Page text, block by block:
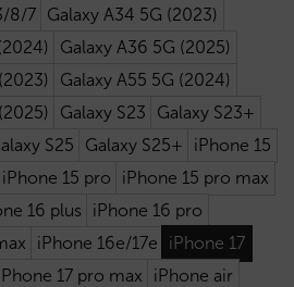
8/7 Galaxy A34 5G (2023)
Galaxy A36 5G (2025)
Galaxy A55 5G (2024)
Galaxy S23
Galaxy S23+
S25 Galaxy S25+
iPhone 15
iPhone 15 pro
iPhone 15 pro max
16 plus
iPhone 16 pro
iPhone 16e/17e
iPhone 17
17 pro max iPhone air